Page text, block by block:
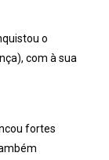
o
com à sua
fortes